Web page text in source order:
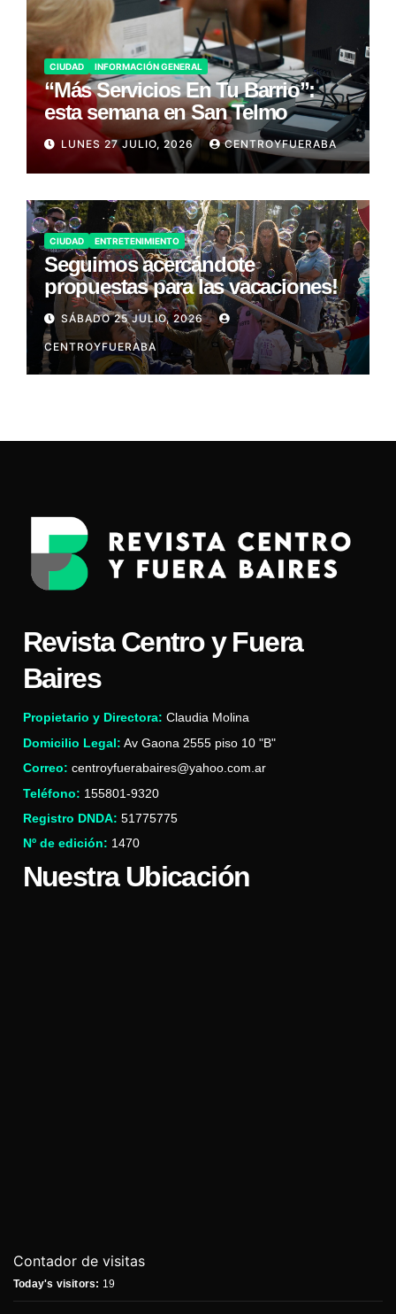
CIUDAD INFORMACIÓN GENERAL
“Más Servicios En Tu Barrio”:
esta semana en San Telmo
LUNES 27 JULIO, 2026 CENTROYFUERABA
CIUDAD ENTRETENIMIENTO
Seguimos acercándote
propuestas para las vacaciones!
SÁBADO 25 JULIO, 2026
CENTROYFUERABA
Revista Centro y Fuera
Baires
Propietario y Directora: Claudia Molina
Domicilio Legal: Av Gaona 2555 piso 10 "B"
Correo: centroyfuerabaires@yahoo.com.ar
Teléfono: 155801-9320
Registro DNDA: 51775775
Nº de edición: 1470
Nuestra Ubicación
Contador de visitas
Today's visitors: 19